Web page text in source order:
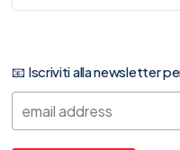
📧 Iscriviti alla newsletter